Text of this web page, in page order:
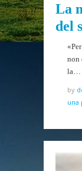
La
del
non
la…
by
una